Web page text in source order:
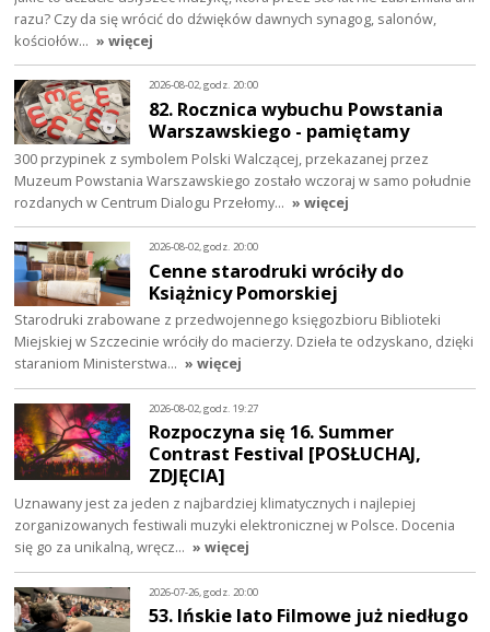
razu? Czy da się wrócić do dźwięków dawnych synagog, salonów,
kościołów… » więcej
2026-08-02, godz. 20:00
82. Rocznica wybuchu Powstania
Warszawskiego - pamiętamy
300 przypinek z symbolem Polski Walczącej, przekazanej przez
Muzeum Powstania Warszawskiego zostało wczoraj w samo południe
rozdanych w Centrum Dialogu Przełomy… » więcej
2026-08-02, godz. 20:00
Cenne starodruki wróciły do
Książnicy Pomorskiej
Starodruki zrabowane z przedwojennego księgozbioru Biblioteki
Miejskiej w Szczecinie wróciły do macierzy. Dzieła te odzyskano, dzięki
staraniom Ministerstwa… » więcej
2026-08-02, godz. 19:27
Rozpoczyna się 16. Summer
Contrast Festival [POSŁUCHAJ,
ZDJĘCIA]
Uznawany jest za jeden z najbardziej klimatycznych i najlepiej
zorganizowanych festiwali muzyki elektronicznej w Polsce. Docenia
się go za unikalną, wręcz… » więcej
2026-07-26, godz. 20:00
53. Ińskie lato Filmowe już niedługo